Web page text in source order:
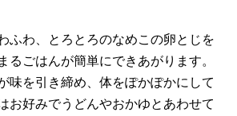
ふわ、とろとろのなめこの卵とじを
るごはんが簡単にできあがります。
味を引き締め、体をぽかぽかにして
お好みでうどんやおかゆとあわせて